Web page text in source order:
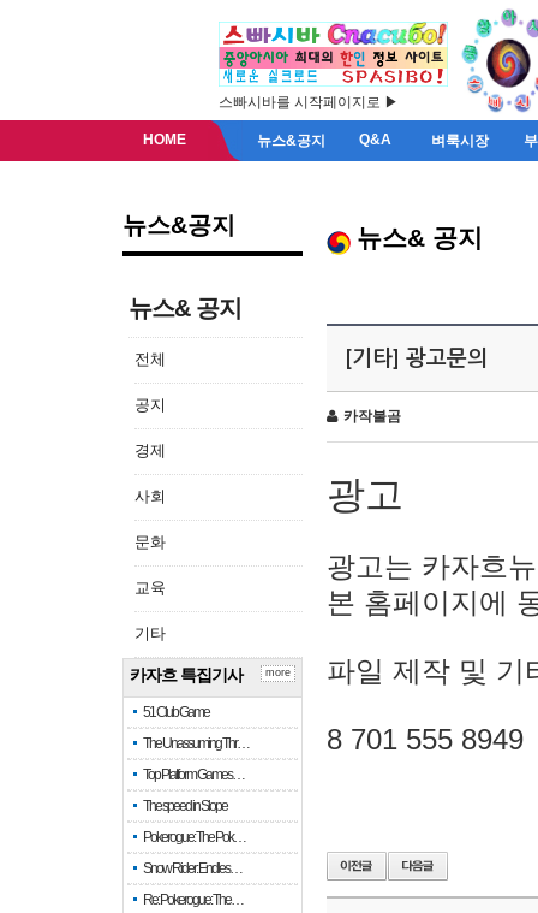
스빠시바를 시작페이지로 ▶
HOME 뉴스&공지 Q&A 벼룩시장
뉴스&공지
뉴스& 공지
전체
공지
경제
사회
문화
교육
기타
카자흐 특집기사
51 Club Game
The Unassuming Thr…
Top Platform Games…
The speed in Slope
Pokerogue: The Pok…
Snow Rider: Endles…
Re: Pokerogue: The…
more
뉴스& 공지
[기타] 광고문의
카작불곰
광고
광고는 카자흐
본 홈페이지에
파일 제작 및 기
8 701 555 8949